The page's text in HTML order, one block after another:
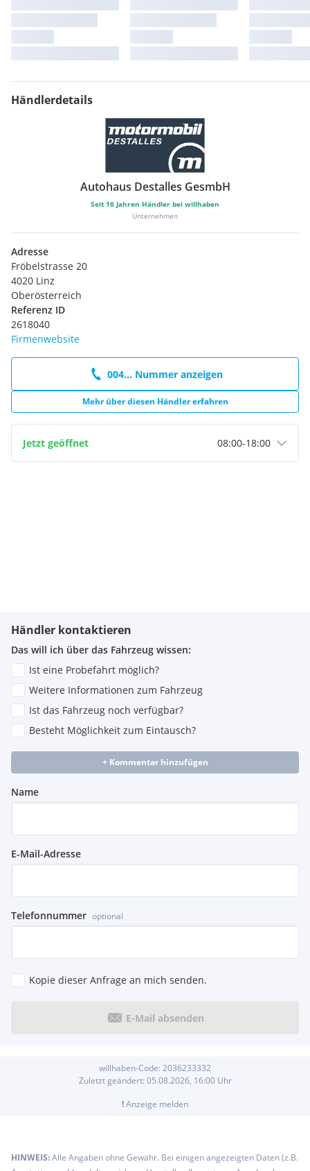
Händlerdetails
Autohaus Destalles GesmbH
Seit 16 Jahren Händler bei willhaben
Unternehmen
Adresse
Fröbelstrasse 20
4020 Linz
Oberösterreich
Referenz ID
2618040
Firmenwebsite
004... Nummer anzeigen
Mehr über diesen Händler erfahren
Jetzt geöffnet 08:00-18:00
Händler kontaktieren
Das will ich über das Fahrzeug wissen:
Ist eine Probefahrt möglich?
Weitere Informationen zum Fahrzeug
Ist das Fahrzeug noch verfügbar?
Besteht Möglichkeit zum Eintausch?
+ Kommentar hinzufügen
Name
E-Mail-Adresse
Telefonnummer optional
Kopie dieser Anfrage an mich senden.
E-Mail absenden
willhaben-Code: 2036233332
Zuletzt geändert: 05.08.2026, 16:00Uhr
!Anzeige melden
HINWEIS:Alle Angaben ohne Gewähr. Bei einigen angezeigten Daten (z.B.